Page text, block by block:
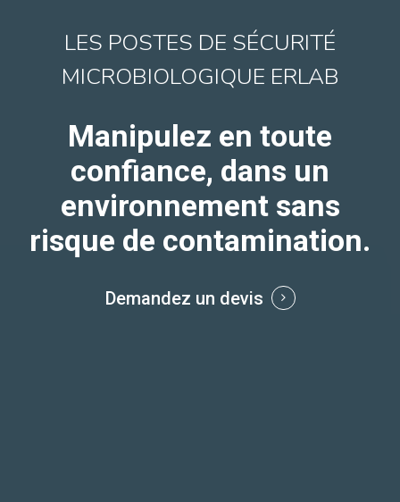
LES POSTES DE SÉCURITÉ
MICROBIOLOGIQUE ERLAB
Manipulez en toute
confiance, dans un
environnement sans
risque de contamination.
Demandez un devis